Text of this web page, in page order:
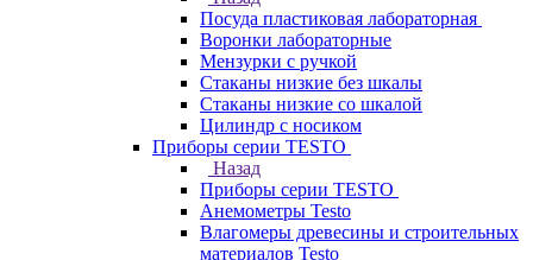
Посуда пластиковая лабораторная
Воронки лабораторные
Мензурки с ручкой
Стаканы низкие без шкалы
Стаканы низкие со шкалой
Цилиндр с носиком
Приборы серии TESTO
Назад
Приборы серии TESTO
Анемометры Testo
Влагомеры древесины и строительных
материалов Testo